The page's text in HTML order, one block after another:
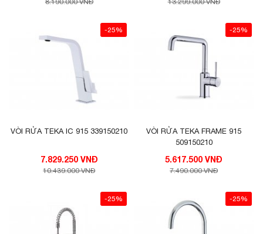
8.190.000 VNĐ 13.299.000 VNĐ
-25%
VÒI RỬA TEKA IC 915 339150210
7.829.250 VNĐ
10.439.000 VNĐ
-25%
VÒI RỬA TEKA FRAME 915
509150210
5.617.500 VNĐ
7.490.000 VNĐ
-25% -25%